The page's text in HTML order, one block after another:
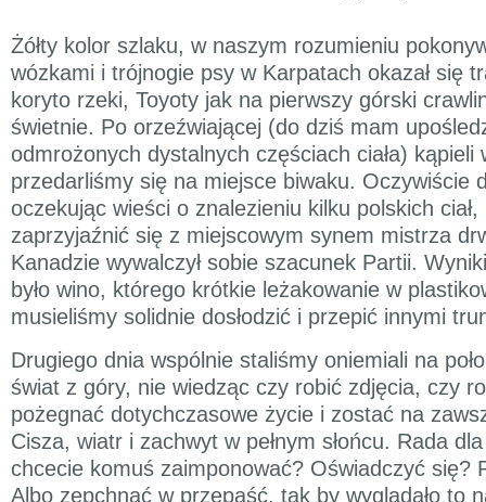
Żółty kolor szlaku, w naszym rozumieniu
wózkami i trójnogie psy w Karpatach okazał się
koryto rzeki, Toyoty jak na pierwszy górski
świetnie. Po orzeźwiającej (do dziś mam
odmrożonych dystalnych częściach ciała)
przedarliśmy się na miejsce biwaku. Oczywiście
oczekując wieści o znalezieniu kilku polskich ciał,
zaprzyjaźnić się z miejscowym synem mistrza
Kanadzie wywalczył sobie szacunek Partii.
było wino, którego krótkie leżakowanie w
musieliśmy solidnie dosłodzić i przepić innymi
Drugiego dnia wspólnie staliśmy oniemiali na
świat z góry, nie wiedząc czy robić zdjęcia, czy
pożegnać dotychczasowe życie i zostać na
Cisza, wiatr i zachwyt w pełnym słońcu. Rada
chcecie komuś zaimponować? Oświadczyć się?
Albo zepchnąć w przepaść, tak by wyglądało to